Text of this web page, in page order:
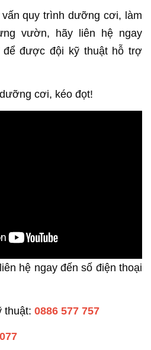
quy trình dưỡng cơi, làm
vườn, hãy liên hệ ngay
để được đội kỹ thuật hỗ trợ
cơi, kéo đọt!
hệ ngay đến số điện thoại
thuật: 0886 577 757